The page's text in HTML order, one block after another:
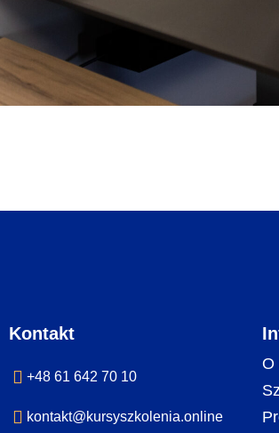
Kontakt
+48 61 642 70 10
kontakt@kursyszkolenia.online
O